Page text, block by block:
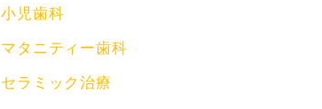
小児歯科
マタニティー歯科
セラミック治療